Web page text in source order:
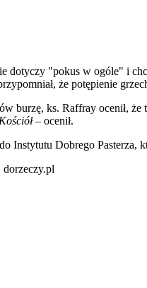
dotyczy "pokus w ogóle" i
że potępienie
burzę, ks. Raffray ocenił,
– ocenił.
Instytutu Dobrego
dorzeczy.pl